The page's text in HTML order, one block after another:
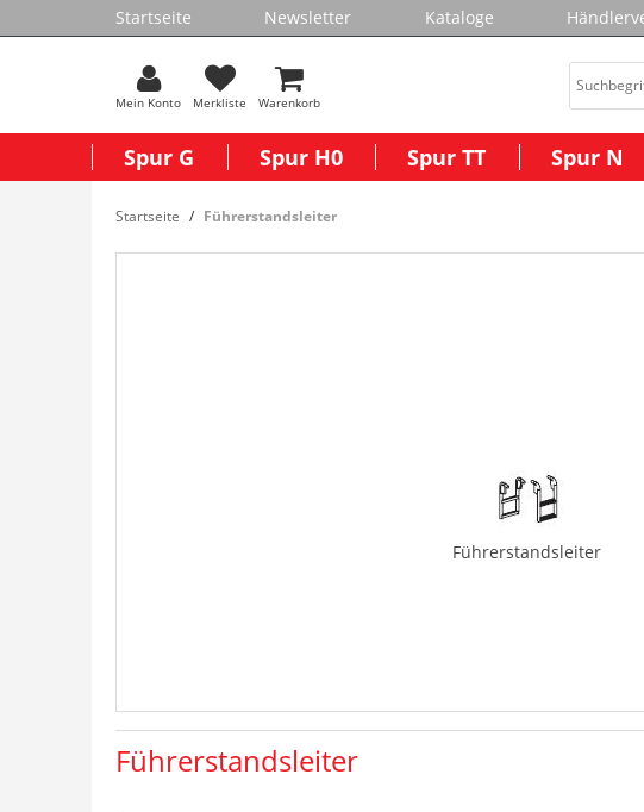
Startseite Newsletter Kataloge
Mein Konto Merkliste Warenkorb
Spur G Spur H0 Spur TT Spur N
Startseite Führerstandsleiter
Führerstandsleiter
Führerstandsleiter